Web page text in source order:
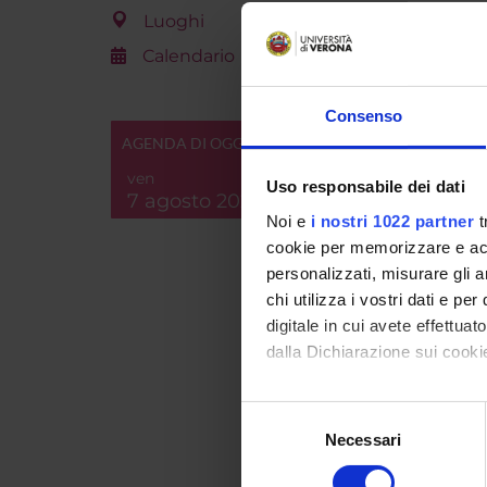
Consenso
Uso responsabile dei dati
Noi e i nostri 1022 partner
cookie per memorizzare e
personalizzati, misurare gli
chi utilizza i vostri dati e per
digitale in cui avete
dalla Dichiarazione sui
Con il tuo consenso,
raccogliere
Necessari
Luoghi
Calendario
AGENDA DI OGGI
ven
7 agosto 2026
Breve
Id
Handle